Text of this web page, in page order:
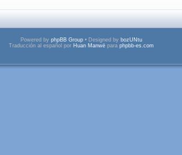
Powered by phpBB Group • Designed by bozUNtu
Traducción al español por Huan Manwë para phpbb-es.com